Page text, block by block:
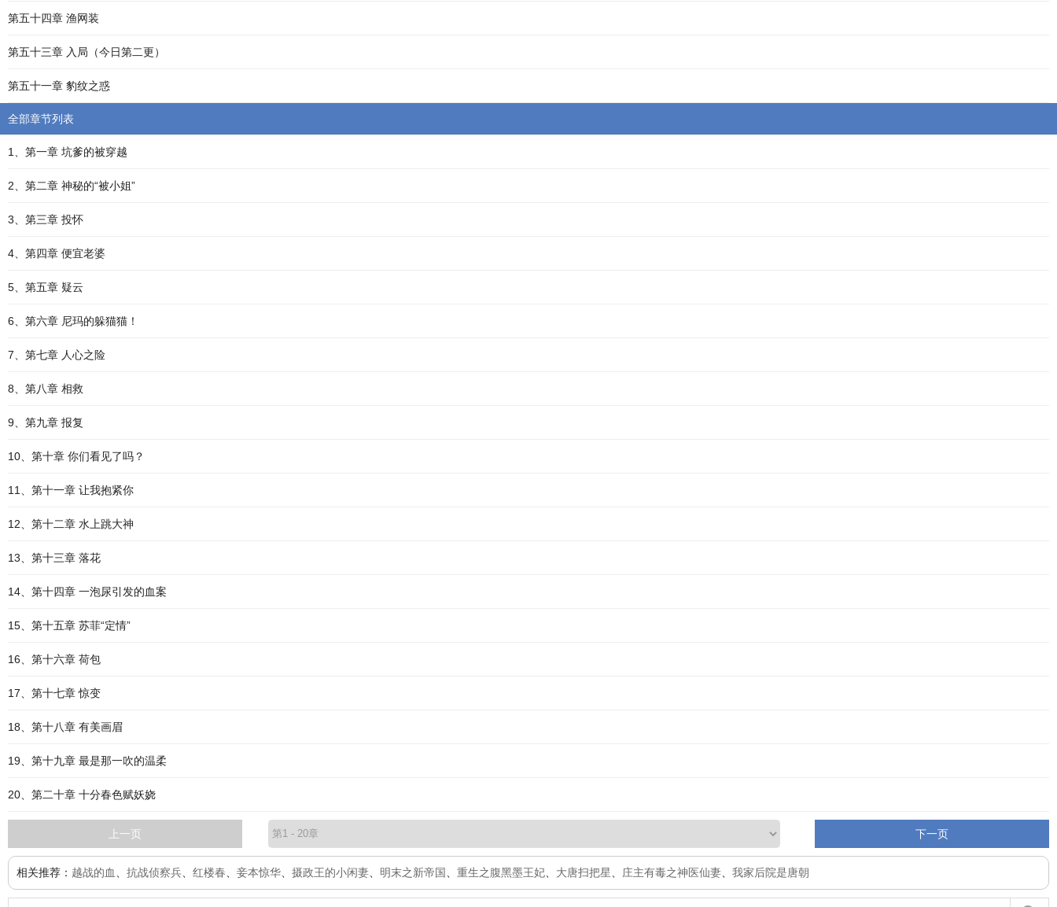
第五十四章 渔网装
第五十三章 入局（今日第二更）
第五十一章 豹纹之惑
全部章节列表
1、第一章 坑爹的被穿越
2、第二章 神秘的“被小姐”
3、第三章 投怀
4、第四章 便宜老婆
5、第五章 疑云
6、第六章 尼玛的躲猫猫！
7、第七章 人心之险
8、第八章 相救
9、第九章 报复
10、第十章 你们看见了吗？
11、第十一章 让我抱紧你
12、第十二章 水上跳大神
13、第十三章 落花
14、第十四章 一泡尿引发的血案
15、第十五章 苏菲“定情”
16、第十六章 荷包
17、第十七章 惊变
18、第十八章 有美画眉
19、第十九章 最是那一吹的温柔
20、第二十章 十分春色赋妖娆
上一页 下一页
相关推荐： 越战的血 抗战侦察兵 红楼春 妾本惊华 摄政王的小闲妻 明末之新帝国 重生之腹黑墨王妃 大唐扫把星 庄主有毒之神医仙妻 我家后院是唐朝